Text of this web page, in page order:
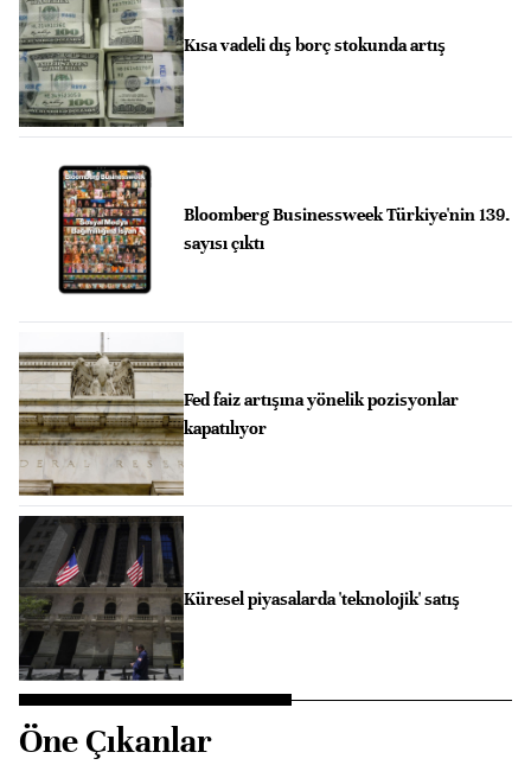
Kısa vadeli dış borç stokunda artış
Bloomberg Businessweek Türkiye'nin 139.
sayısı çıktı
Fed faiz artışına yönelik pozisyonlar
kapatılıyor
Küresel piyasalarda 'teknolojik' satış
Öne Çıkanlar